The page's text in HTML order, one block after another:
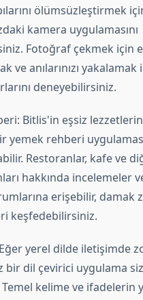
ölümsüzleştirmek
kamera uygulamasını
Fotoğraf çekmek için
ve anılarınızı
deneyebilirsiniz.
Bitlis'in eşsiz
yemek rehberi
Restoranlar, kafe ve
hakkında incelemeler
erişebilir, damak
keşfedebilirsiniz.
yerel dilde iletişimde
bir dil çevirici uygulama
kelime ve ifadelerin